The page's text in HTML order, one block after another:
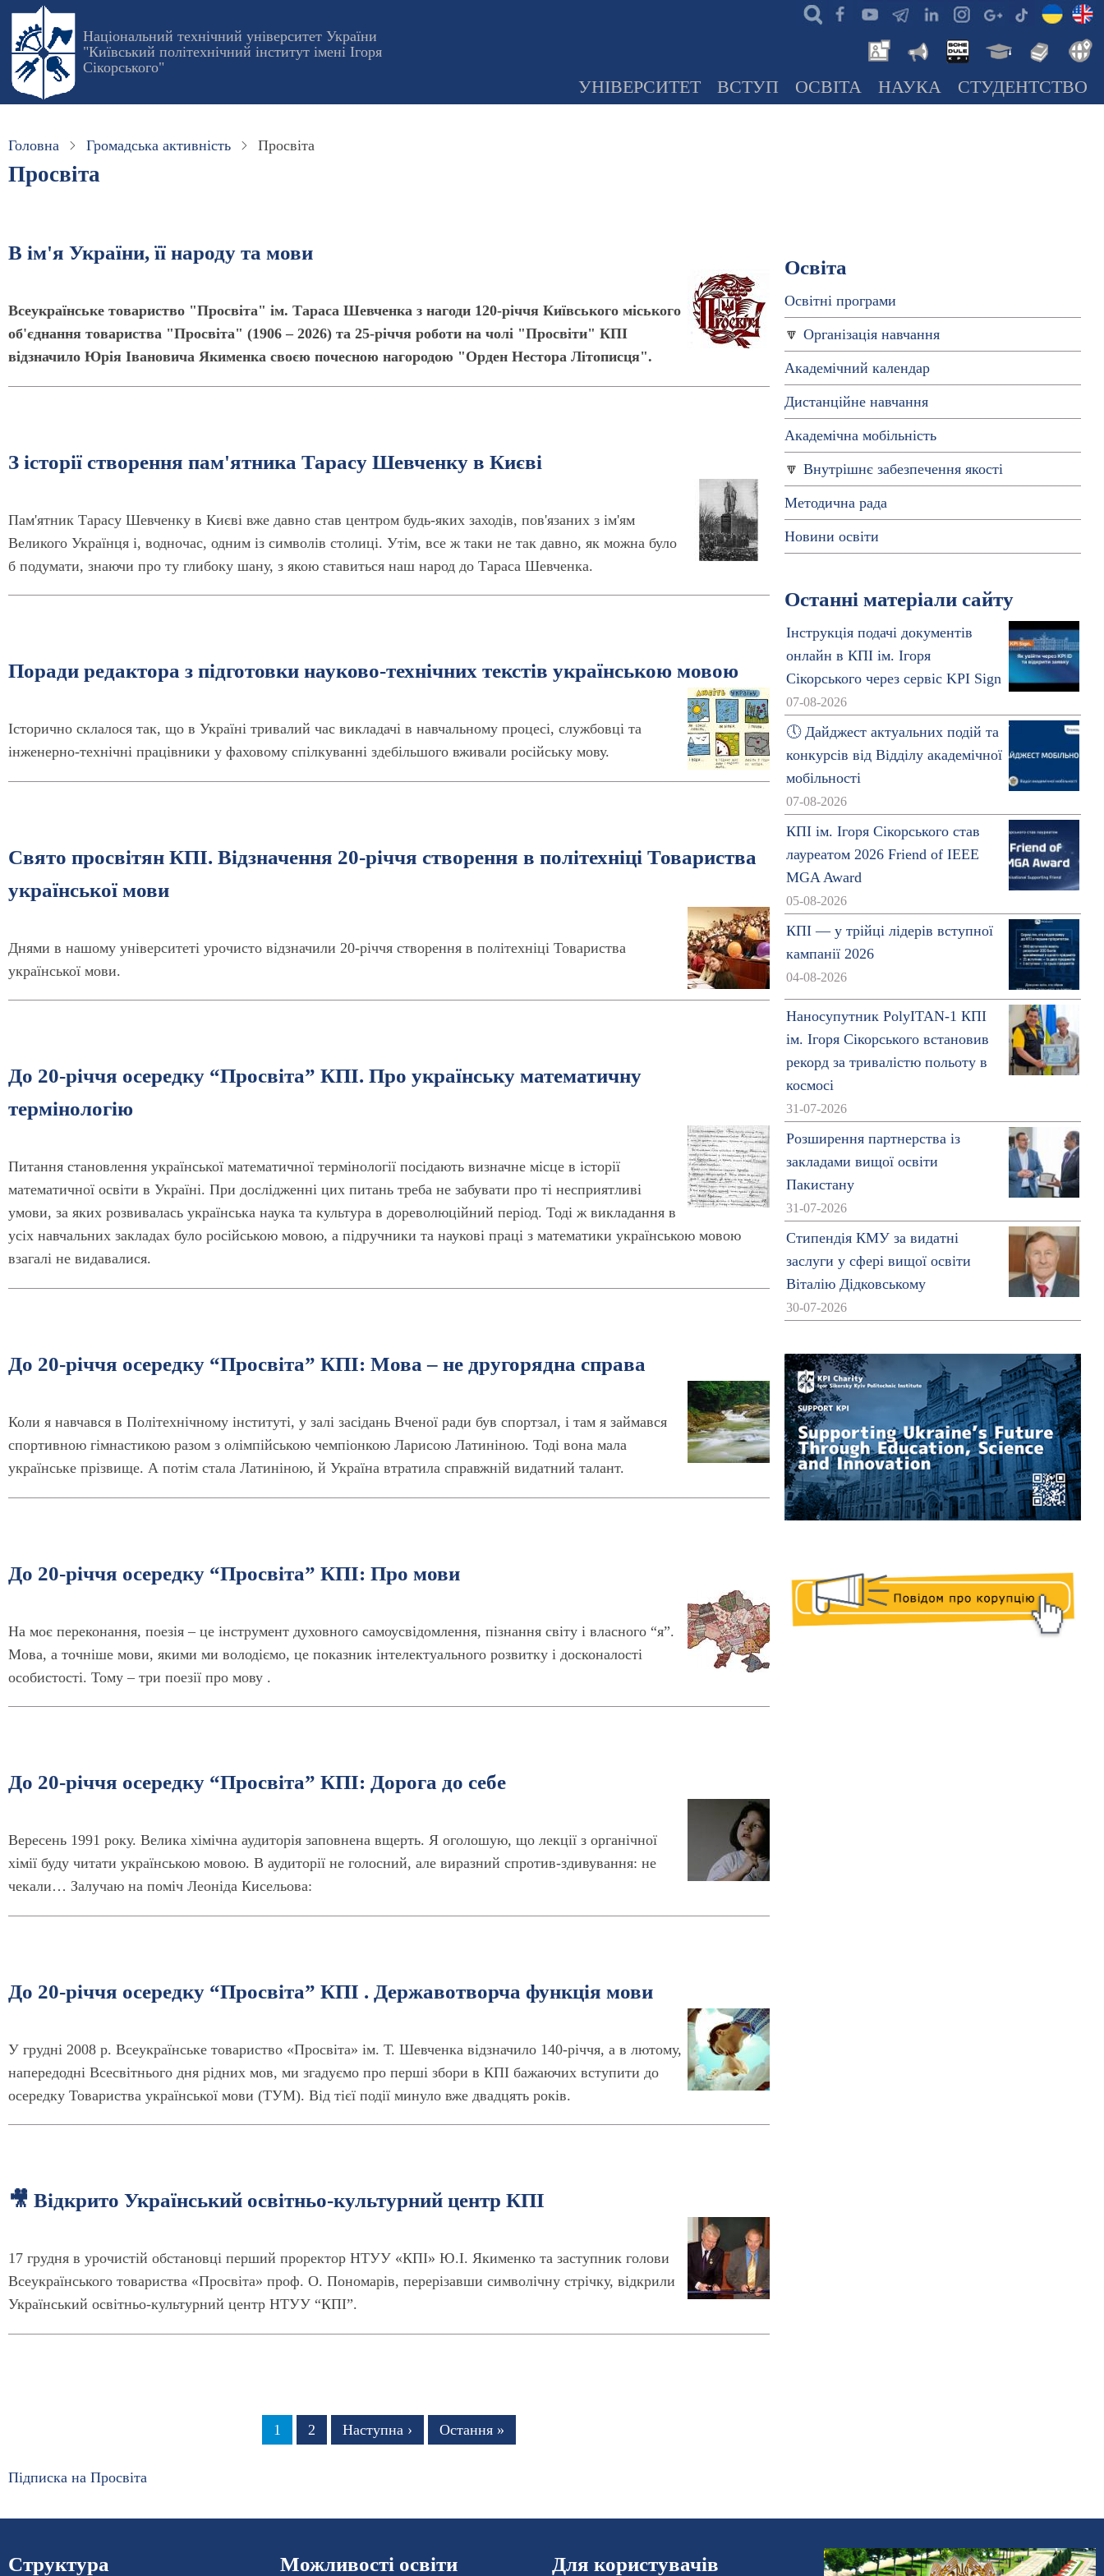
Перейти
основного
вмісту
Національний технічний університет України
"Київський політехнічний інститут імені Ігоря
Сікорського"
УНІВЕРСИТЕТ ВСТУП ОСВІТА НАУКА СТУДЕНТСТВО
Головна Громадська активність Просвіта
Просвіта
В ім'я України, її народу та мови
Всеукраїнське товариство "Просвіта" ім. Тараса Шевченка з нагоди 120-річчя Київського міського
об'єд­нання то­вариства "Просвіта" (1906 – 2026) та 25-річчя роботи на чолі "Просвіти" КПІ
відзначило Юрія Івановича Якименка своєю почесною нагородою "Орден Нестора Літописця".
З історії створення пам'ятника Тарасу Шевченку в Києві
Пам'ятник Тарасу Шевченку в Києві вже давно став центром будь-яких заходів, пов'язаних з ім'ям
Великого Українця і, водночас, одним із символів столиці. Утім, все ж таки не так давно, як можна було
б подумати, знаючи про ту глибоку шану, з якою ставиться наш народ до Тараса Шевченка.
Поради редактора з підготовки науково-технічних текстів українською мовою
Історично склалося так, що в Україні тривалий час викладачі в навчальному процесі, службовці та
інженерно-технічні працівники у фаховому спілкуванні здебільшого вживали російську мову.
Свято просвітян КПІ. Відзначення 20-річчя створення в політехніці Товариства
української мови
Днями в нашому університеті урочисто відзначили 20-річчя створення в політехніці Товариства
української мови.
До 20-річчя осередку “Просвіта” КПІ. Про українську математичну
термінологію
Питання становлення української математичної термінології посідають визначне місце в історії
математичної освіти в Україні. При дослідженні цих питань треба не забувати про ті несприятливі
умови, за яких розвивалась українська наука та культура в дореволюційний період. Тоді ж викладання в
усіх навчальних закладах було російською мовою, а підручники та наукові праці з математики українською мовою
взагалі не видавалися.
До 20-річчя осередку “Просвіта” КПІ: Мова – не другорядна справа
Коли я навчався в Політехнічному інституті, у залі засідань Вченої ради був спортзал, і там я займався
спортивною гімнастикою разом з олімпійською чемпіонкою Ларисою Латиніною. Тоді вона мала
українське прізвище. А потім стала Латиніною, й Україна втратила справжній видатний талант.
До 20-річчя осередку “Просвіта” КПІ: Про мови
На моє переконання, поезія – це інструмент духовного самоусвідомлення, пізнання світу і власного “я”.
Мова, а точніше мови, якими ми володіємо, це показник інтелектуального розвитку і досконалості
особистості. Тому – три поезії про мову .
До 20-річчя осередку “Просвіта” КПІ: Дорога до себе
Вересень 1991 року. Велика хімічна аудиторія заповнена вщерть. Я оголошую, що лекції з органічної
хімії буду читати українською мовою. В аудиторії не голосний, але виразний спротив-здивування: не
чекали… Залучаю на поміч Леоніда Кисельова:
До 20-річчя осередку “Просвіта” КПІ . Державотворча функція мови
У грудні 2008 р. Всеукраїнське товариство «Просвіта» ім. Т. Шевченка відзначило 140-річчя, а в лютому,
напередодні Всесвітнього дня рідних мов, ми згадуємо про перші збори в КПІ бажаючих вступити до
осередку Товариства української мови (ТУМ). Від тієї події минуло вже двадцять років.
🎥 Відкрито Український освітньо-культурний центр КПІ
17 грудня в урочистій обстановці перший проректор НТУУ «КПІ» Ю.І. Якименко та заступник голови
Всеукраїнського товариства «Просвіта» проф. О. Пономарів, перерізавши символічну стрічку, відкрили
Український освітньо-культурний центр НТУУ “КПІ”.
Сторінка
1 Сторінка
2
Наступна
Наступна ›
Остання
Остання »
Підписка на Просвіта
Освіта
Освітні програми
Організація навчання
Академічний календар
Дистанційне навчання
Академічна мобільність
Внутрішнє забезпечення якості
Методична рада
Новини освіти
Останні матеріали сайту
Інструкція подачі документів
онлайн в КПІ ім. Ігоря
Сікорського через сервіс KPI Sign
07-08-2026
🕔 Дайджест актуальних подій та
конкурсів від Відділу академічної
мобільності
07-08-2026
КПІ ім. Ігоря Сікорського став
лауреатом 2026 Friend of IEEE
MGA Award
05-08-2026
КПІ — у трійці лідерів вступної
кампанії 2026
04-08-2026
Наносупутник PolyITAN-1 КПІ
ім. Ігоря Сікорського встановив
рекорд за тривалістю польоту в
космосі
31-07-2026
Розширення партнерства із
закладами вищої освіти
Пакистану
31-07-2026
Стипендія КМУ за видатні
заслуги у сфері вищої освіти
Віталію Дідковському
30-07-2026
Структура Можливості освіти Для користувачів